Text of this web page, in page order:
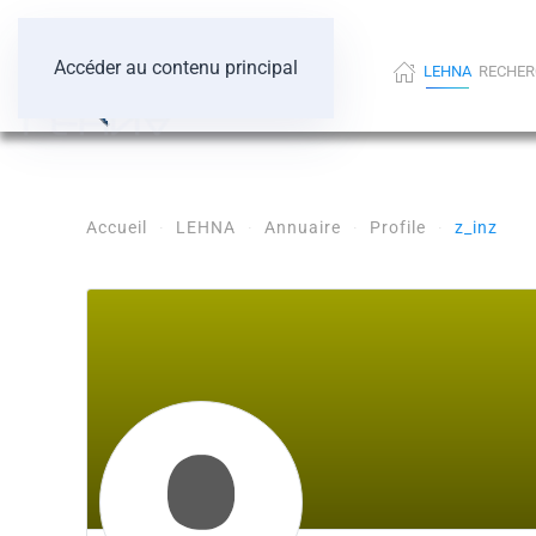
Accéder au contenu principal LEHNA
Accueil LEHNA Annuaire Profile z_inz